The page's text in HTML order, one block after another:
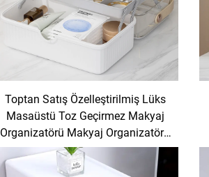
Toptan Satış Özelleştirilmiş Lüks
Masaüstü Toz Geçirmez Makyaj
Organizatörü Makyaj Organizatörü
Depolama Kutusu